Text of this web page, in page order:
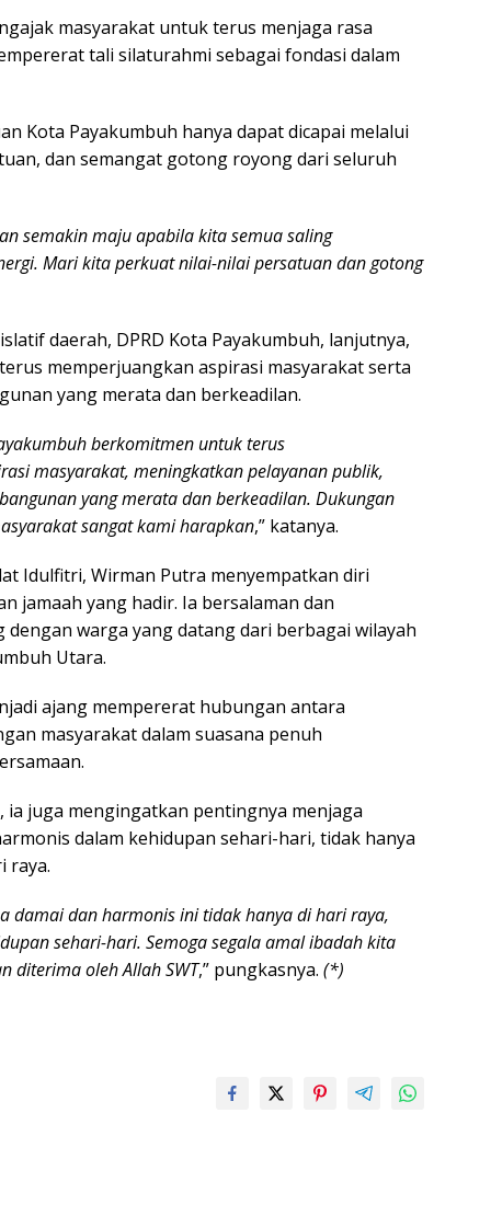
masyarakat untuk terus menjaga rasa
tali silaturahmi sebagai fondasi dalam
Kota Payakumbuh hanya dapat dicapai melalui
dan semangat gotong royong dari seluruh
semakin maju apabila kita semua saling
Mari kita perkuat nilai-nilai persatuan dan gotong
daerah, DPRD Kota Payakumbuh, lanjutnya,
memperjuangkan aspirasi masyarakat serta
yang merata dan berkeadilan.
berkomitmen untuk terus
masyarakat, meningkatkan pelayanan publik,
yang merata dan berkeadilan. Dukungan
sangat kami harapkan,” katanya.
Idulfitri, Wirman Putra menyempatkan diri
jamaah yang hadir. Ia bersalaman dan
warga yang datang dari berbagai wilayah
Utara.
ajang mempererat hubungan antara
masyarakat dalam suasana penuh
ia juga mengingatkan pentingnya menjaga
dalam kehidupan sehari-hari, tidak hanya
raya.
damai dan harmonis ini tidak hanya di hari raya,
sehari-hari. Semoga segala amal ibadah kita
diterima oleh Allah SWT,” pungkasnya. (*)